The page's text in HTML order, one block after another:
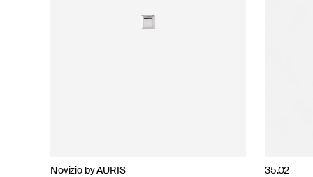
Novizio by AURIS
35.02
AURIS
AURIS
35.02
AURIS
Novizio by AURIS
Novizio by